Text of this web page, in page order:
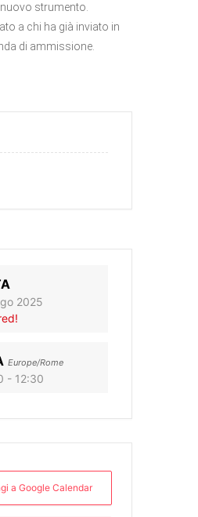
strumento.
a chi ha già inviato in
di ammissione.
2025
Europe/Rome
- 12:30
a Google Calendar